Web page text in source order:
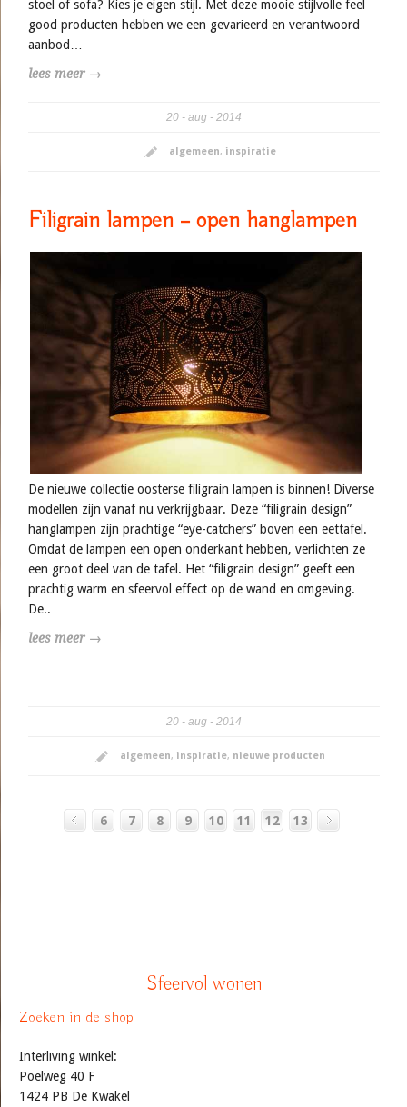
stoel of sofa? Kies je eigen stijl. Met deze mooie stijlvolle feel
good producten hebben we een gevarieerd en verantwoord
aanbod…
lees meer →
20 aug 2014
algemeen, inspiratie
Filigrain lampen – open hanglampen
De nieuwe collectie oosterse filigrain lampen is binnen! Diverse
modellen zijn vanaf nu verkrijgbaar. Deze “filigrain design”
hanglampen zijn prachtige “eye-catchers” boven een eettafel.
Omdat de lampen een open onderkant hebben, verlichten ze
een groot deel van de tafel. Het “filigrain design” geeft een
prachtig warm en sfeervol effect op de wand en omgeving.
De..
lees meer →
20 aug 2014
algemeen, inspiratie, nieuwe producten
6 7 8 9 10 11 12 13
Sfeervol wonen
Zoeken in de shop
Interliving winkel:
Poelweg 40 F
1424 PB De Kwakel